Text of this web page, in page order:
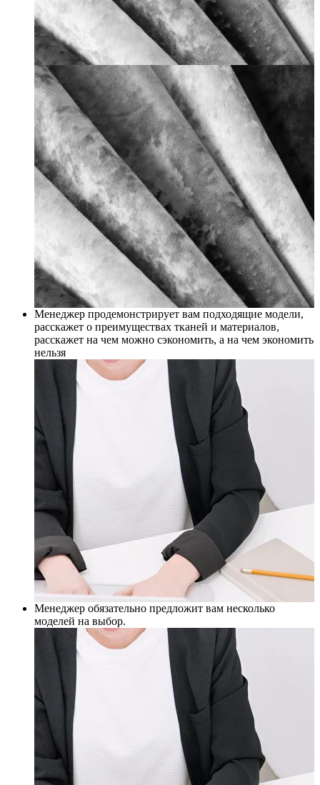
Менеджер продемонстрирует вам подходящие модели,
расскажет о преимуществах тканей и материалов,
расскажет на чем можно сэкономить, а на чем экономить
нельзя
Менеджер обязательно предложит вам несколько
моделей на выбор.